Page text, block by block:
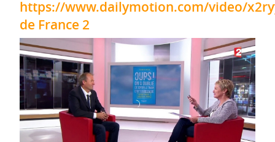
https://www.dailymotion.com/video/
de France 2